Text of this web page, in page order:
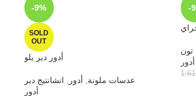
-9%
SOLD
OUT
أدور دير يلو
عدسات ملونة, أدور , انشانتيج دير
أدور
-
تون
أدور